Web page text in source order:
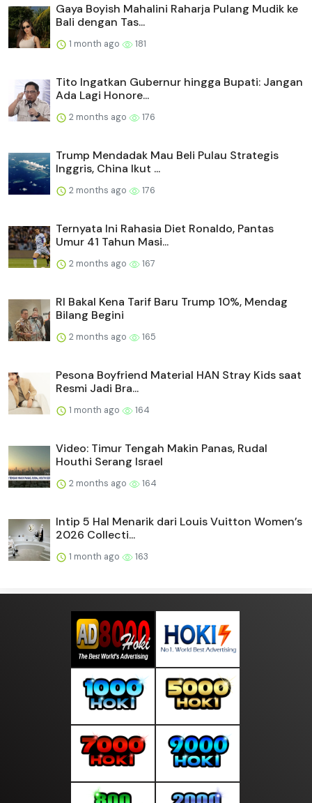
Gaya Boyish Mahalini Raharja Pulang Mudik ke
Bali dengan Tas...
1 month ago 181
Tito Ingatkan Gubernur hingga Bupati: Jangan
Ada Lagi Honore...
2 months ago 176
Trump Mendadak Mau Beli Pulau Strategis
Inggris, China Ikut ...
2 months ago 176
Ternyata Ini Rahasia Diet Ronaldo, Pantas
Umur 41 Tahun Masi...
2 months ago 167
RI Bakal Kena Tarif Baru Trump 10%, Mendag
Bilang Begini
2 months ago 165
Pesona Boyfriend Material HAN Stray Kids saat
Resmi Jadi Bra...
1 month ago 164
Video: Timur Tengah Makin Panas, Rudal
Houthi Serang Israel
2 months ago 164
Intip 5 Hal Menarik dari Louis Vuitton Women’s
2026 Collecti...
1 month ago 163